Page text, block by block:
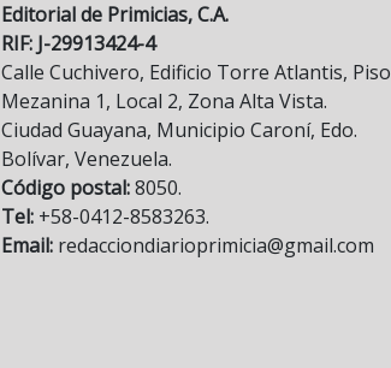
Editorial de Primicias, C.A.
RIF: J-29913424-4
Calle Cuchivero, Edificio Torre Atlantis, Piso
Mezanina 1, Local 2, Zona Alta Vista.
Ciudad Guayana, Municipio Caroní, Edo.
Bolívar, Venezuela.
Código postal:8050.
Tel: +58-0412-8583263.
Email: redacciondiarioprimicia@gmail.com